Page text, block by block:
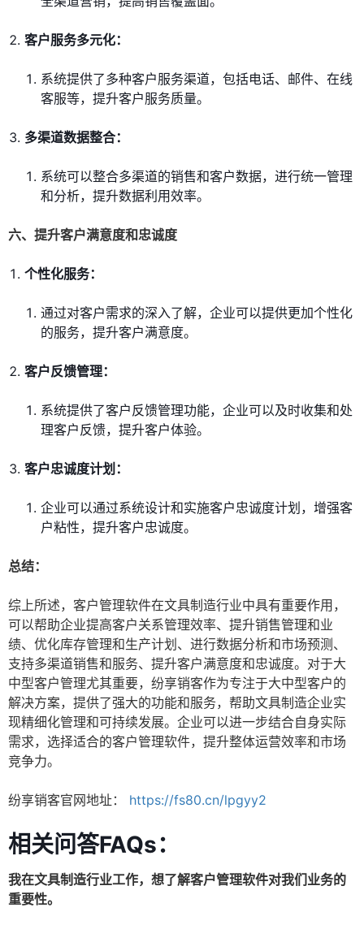
客户服务多元化：
系统提供了多种客户服务渠道，包括电话、邮件、在线
客服等，提升客户服务质量。
多渠道数据整合：
系统可以整合多渠道的销售和客户数据，进行统一管理
和分析，提升数据利用效率。
六、提升客户满意度和忠诚度
个性化服务：
通过对客户需求的深入了解，企业可以提供更加个性化
的服务，提升客户满意度。
客户反馈管理：
系统提供了客户反馈管理功能，企业可以及时收集和处
理客户反馈，提升客户体验。
客户忠诚度计划：
企业可以通过系统设计和实施客户忠诚度计划，增强客
户粘性，提升客户忠诚度。
总结：
综上所述，客户管理软件在文具制造行业中具有重要作用，
可以帮助企业提高客户关系管理效率、提升销售管理和业
绩、优化库存管理和生产计划、进行数据分析和市场预测、
支持多渠道销售和服务、提升客户满意度和忠诚度。对于大
中型客户管理尤其重要，纷享销客作为专注于大中型客户的
解决方案，提供了强大的功能和服务，帮助文具制造企业实
现精细化管理和可持续发展。企业可以进一步结合自身实际
需求，选择适合的客户管理软件，提升整体运营效率和市场
竞争力。
纷享销客官网地址： https://fs80.cn/lpgyy2
相关问答FAQs：
我在文具制造行业工作，想了解客户管理软件对我们业务的
重要性。